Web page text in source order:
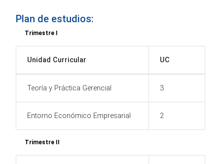
Plan de estudios:
Trimestre I
Unidad Curricular UC
Teoría y Práctica Gerencial 3
Entorno Económico Empresarial 2
Trimestre II